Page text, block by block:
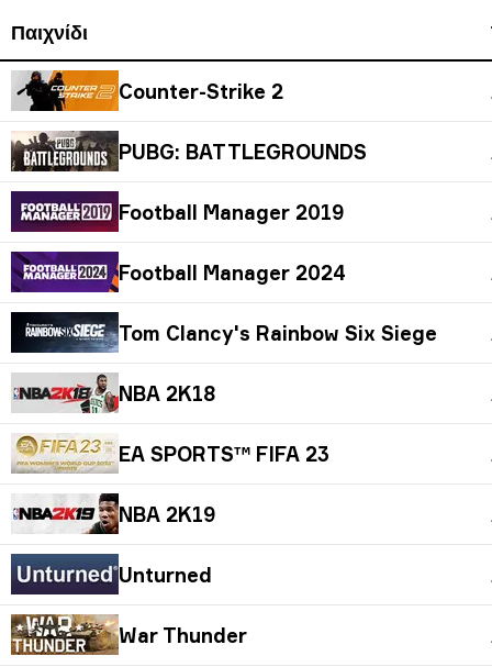
Παιχνίδι
Counter-Strike 2
PUBG: BATTLEGROUNDS
Football Manager 2019
Football Manager 2024
Tom Clancy's Rainbow Six Siege
NBA 2K18
EA SPORTS™ FIFA 23
NBA 2K19
Unturned
War Thunder